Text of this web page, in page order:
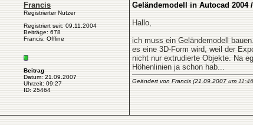
Francis
Registrierter Nutzer
Registriert seit: 09.11.2004
Beiträge: 678
Francis: Offline
Beitrag
Datum: 21.09.2007
Uhrzeit: 09:27
ID: 25464
Geländemodell in Autocad 2004
Hallo,
ich muss ein Geländemodell
es eine 3D-Form wird, weil der
nicht nur extrudierte Objekte. Na
Höhenlinien ja schon hab...
Geändert von Francis (21.09.2007 um 11:46